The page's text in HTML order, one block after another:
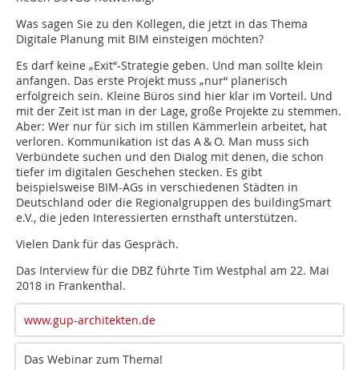
Was sagen Sie zu den Kollegen, die jetzt in das Thema
Digitale Planung mit BIM einsteigen möchten?
Es darf keine „Exit“-Strategie geben. Und man sollte klein
anfangen. Das erste Projekt muss „nur“ planerisch
erfolgreich sein. Kleine Büros sind hier klar im Vorteil. Und
mit der Zeit ist man in der Lage, große Projekte zu stemmen.
Aber: Wer nur für sich im stillen Kämmerlein arbeitet, hat
verloren. Kommunikation ist das A & O. Man muss sich
Verbündete suchen und den Dialog mit denen, die schon
tiefer im digitalen Geschehen stecken. Es gibt
beispielsweise BIM-AGs in verschiedenen Städten in
Deutschland oder die Regionalgruppen des buildingSmart
e.V., die jeden Interessierten ernsthaft unterstützen.
Vielen Dank für das Gespräch.
Das Interview für die DBZ führte Tim Westphal am 22. Mai
2018 in Frankenthal.
www.gup-architekten.de
Das Webinar zum Thema!